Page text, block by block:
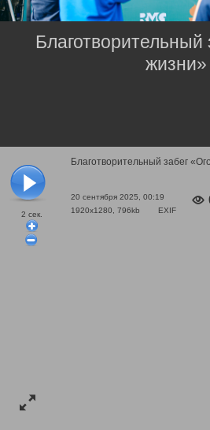
2 сек.
Благотворительный забег
20 сентября 2025, 00:19
1920x1280, 796kb
EXIF
Благотворительный
жизни»